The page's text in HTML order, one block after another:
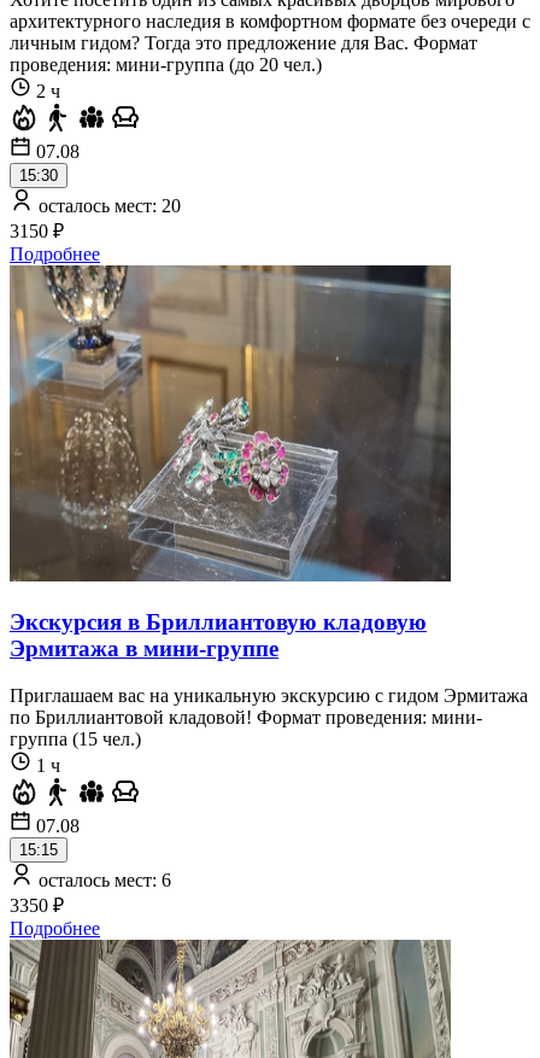
архитектурного наследия в комфортном формате без очереди с
личным гидом? Тогда это предложение для Вас. Формат
проведения: мини-группа (до 20 чел.)
2 ч
07.08
15:30
осталось мест: 20
3150 ₽
Подробнее
Экскурсия в Бриллиантовую кладовую
Эрмитажа в мини-группе
Приглашаем вас на уникальную экскурсию с гидом Эрмитажа
по Бриллиантовой кладовой! Формат проведения: мини-
группа (15 чел.)
1 ч
07.08
15:15
осталось мест: 6
3350 ₽
Подробнее